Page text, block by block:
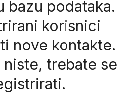
bazu podataka.
korisnici
nove kontakte.
trebate se
.